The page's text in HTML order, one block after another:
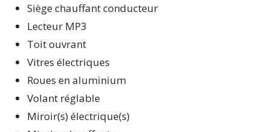
Siège chauffant conducteur
Lecteur MP3
Toit ouvrant
Vitres électriques
Roues en aluminium
Volant réglable
Miroir(s) électrique(s)